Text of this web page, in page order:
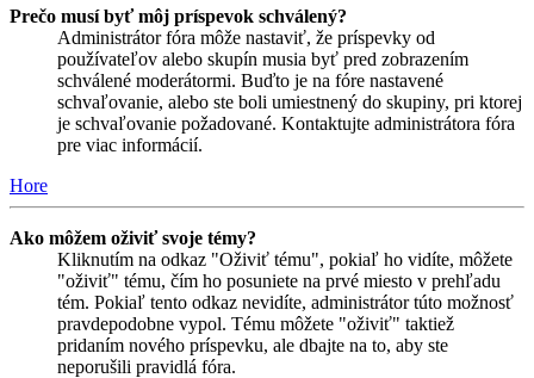
Prečo musí byť môj príspevok schválený?
Administrátor fóra môže nastaviť, že príspevky od
používateľov alebo skupín musia byť pred zobrazením
schválené moderátormi. Buďto je na fóre nastavené
schvaľovanie, alebo ste boli umiestnený do skupiny, pri ktorej
je schvaľovanie požadované. Kontaktujte administrátora fóra
pre viac informácií.
Hore
Ako môžem oživiť svoje témy?
Kliknutím na odkaz "Oživiť tému", pokiaľ ho vidíte, môžete
"oživiť" tému, čím ho posuniete na prvé miesto v prehľadu
tém. Pokiaľ tento odkaz nevidíte, administrátor túto možnosť
pravdepodobne vypol. Tému môžete "oživiť" taktiež
pridaním nového príspevku, ale dbajte na to, aby ste
neporušili pravidlá fóra.